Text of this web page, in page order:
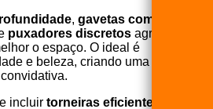
, gavetas com
puxadores discretos agregam
o espaço. O ideal é
e beleza, criando uma
incluir torneiras eficientes